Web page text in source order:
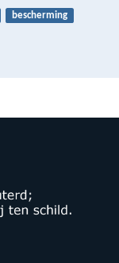
bescherming